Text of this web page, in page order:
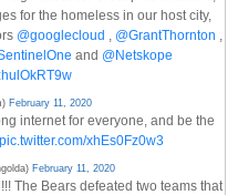
for the homeless in our host city,
@googlecloud , @GrantThornton ,
and @Netskope
February 11, 2020
internet for everyone, and be the
pic.twitter.com/xhEs0Fz0w3
February 11, 2020
The Bears defeated two teams that